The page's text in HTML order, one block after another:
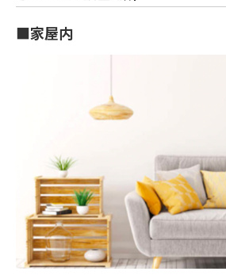
■家屋内